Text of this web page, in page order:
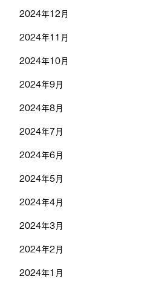
2024年12月
2024年11月
2024年10月
2024年9月
2024年8月
2024年7月
2024年6月
2024年5月
2024年4月
2024年3月
2024年2月
2024年1月